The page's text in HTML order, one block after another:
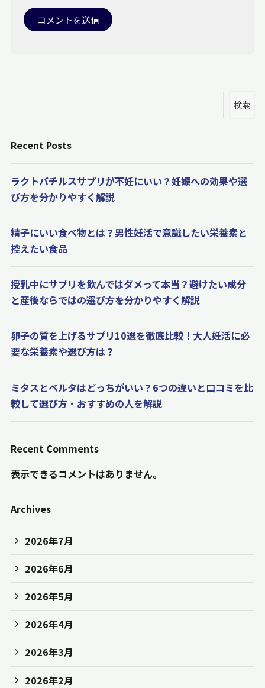
検索
Recent Posts
ラクトバチルスサプリが不妊にいい？妊娠への効果や選
び方を分かりやすく解説
精子にいい食べ物とは？男性妊活で意識したい栄養素と
控えたい食品
授乳中にサプリを飲んではダメって本当？避けたい成分
と産後ならではの選び方を分かりやすく解説
卵子の質を上げるサプリ10選を徹底比較！大人妊活に必
要な栄養素や選び方は？
ミタスとベルタはどっちがいい？6つの違いと口コミを比
較して選び方・おすすめの人を解説
Recent Comments
表示できるコメントはありません。
Archives
2026年7月
2026年6月
2026年5月
2026年4月
2026年3月
2026年2月